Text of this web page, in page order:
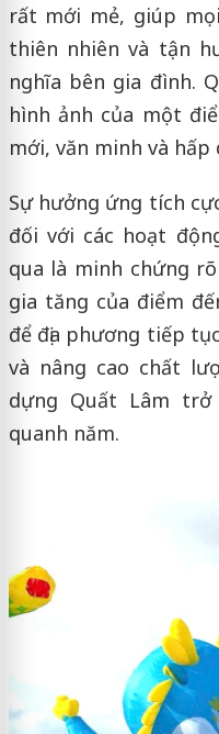
rất mới mẻ, giúp
thiên nhiên và tận
nghĩa bên gia đình.
hình ảnh của một
mới, văn minh và hấp
Sự hưởng ứng tích
đối với các hoạt
qua là minh chứng
gia tăng của điểm
để địa phương tiếp
và nâng cao chất
dựng Quất Lâm
quanh năm.